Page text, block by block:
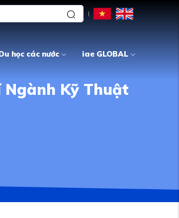
học các nước iae GLOBAL
Ngành Kỹ Thuật